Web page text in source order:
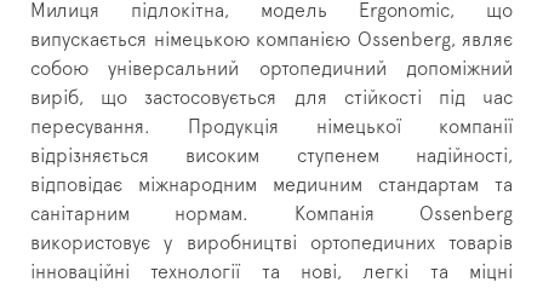
Милиця підлокітна, модель Ergonomic, що
випускається німецькою компанією Ossenberg, являє
собою універсальний ортопедичний допоміжний
виріб, що застосовується для стійкості під час
пересування.
Продукція німецької компанії
відрізняється високим ступенем надійності,
відповідає міжнародним медичним стандартам та
санітарним нормам.
Компанія Ossenberg
використовує у виробництві ортопедичних товарів
інноваційні технології та нові, легкі та міцні